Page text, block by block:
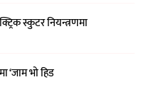
स्कुटर नियन्त्रणमा
‘जाम भो हिड